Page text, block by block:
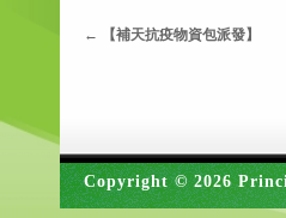
← 【補天抗疫物資包派發】
Copyright © 2026